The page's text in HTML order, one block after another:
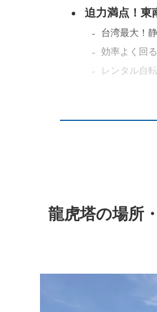
迫力満点！東
台湾最大！
効率よく回
レンタル自
龍虎塔の場所